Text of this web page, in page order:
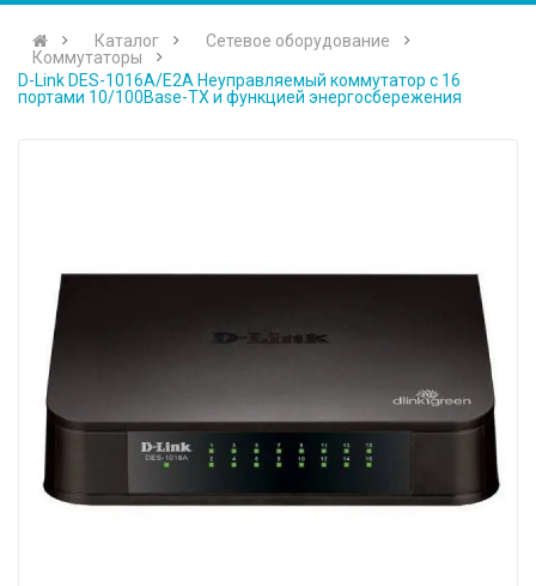
Каталог
Сетевое оборудование
Коммутаторы
D-Link DES-1016A/E2A Неуправляемый коммутатор с 16
портами 10/100Base-TX и функцией энергосбережения